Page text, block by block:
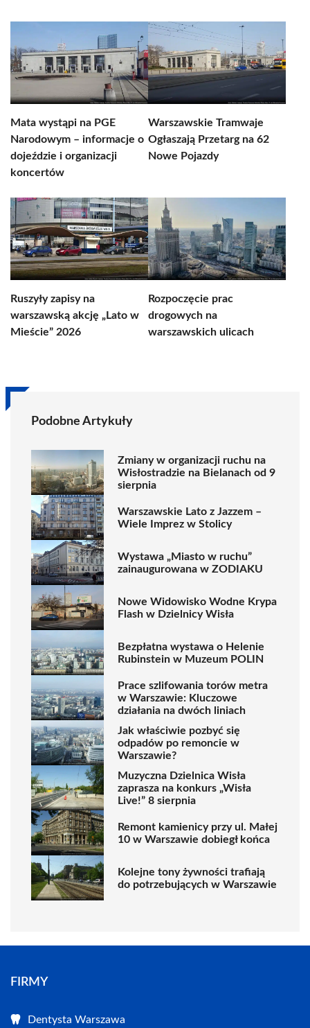
Mata wystąpi na PGE
Narodowym – informacje o
dojeździe i organizacji
koncertów
Warszawskie Tramwaje
Ogłaszają Przetarg na 62
Nowe Pojazdy
Ruszyły zapisy na
warszawską akcję „Lato w
Mieście” 2026
Rozpoczęcie prac
drogowych na
warszawskich ulicach
Podobne Artykuły
Zmiany w organizacji ruchu na
Wisłostradzie na Bielanach od 9
sierpnia
Warszawskie Lato z Jazzem –
Wiele Imprez w Stolicy
Wystawa „Miasto w ruchu”
zainaugurowana w ZODIAKU
Nowe Widowisko Wodne Krypa
Flash w Dzielnicy Wisła
Bezpłatna wystawa o Helenie
Rubinstein w Muzeum POLIN
Prace szlifowania torów metra
w Warszawie: Kluczowe
działania na dwóch liniach
Jak właściwie pozbyć się
odpadów po remoncie w
Warszawie?
Muzyczna Dzielnica Wisła
zaprasza na konkurs „Wisła
Live!” 8 sierpnia
Remont kamienicy przy ul. Małej
10 w Warszawie dobiegł końca
Kolejne tony żywności trafiają
do potrzebujących w Warszawie
FIRMY
Dentysta Warszawa